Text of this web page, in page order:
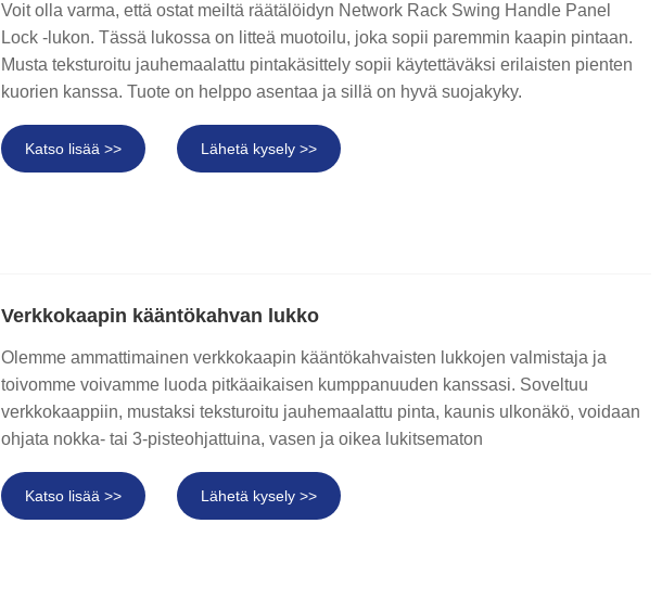
Dansk
Voit olla varma, että ostat meiltä räätälöidyn Network Rack Swing Handle Panel
Lock -lukon. Tässä lukossa on litteä muotoilu, joka sopii paremmin kaapin pintaan.
Musta teksturoitu jauhemaalattu pintakäsittely sopii käytettäväksi erilaisten pienten
kuorien kanssa. Tuote on helppo asentaa ja sillä on hyvä suojakyky.
Katso lisää >> Lähetä kysely >>
Verkkokaapin kääntökahvan lukko
Olemme ammattimainen verkkokaapin kääntökahvaisten lukkojen valmistaja ja
toivomme voivamme luoda pitkäaikaisen kumppanuuden kanssasi. Soveltuu
verkkokaappiin, mustaksi teksturoitu jauhemaalattu pinta, kaunis ulkonäkö, voidaan
ohjata nokka- tai 3-pisteohjattuina, vasen ja oikea lukitsematon
Katso lisää >> Lähetä kysely >>